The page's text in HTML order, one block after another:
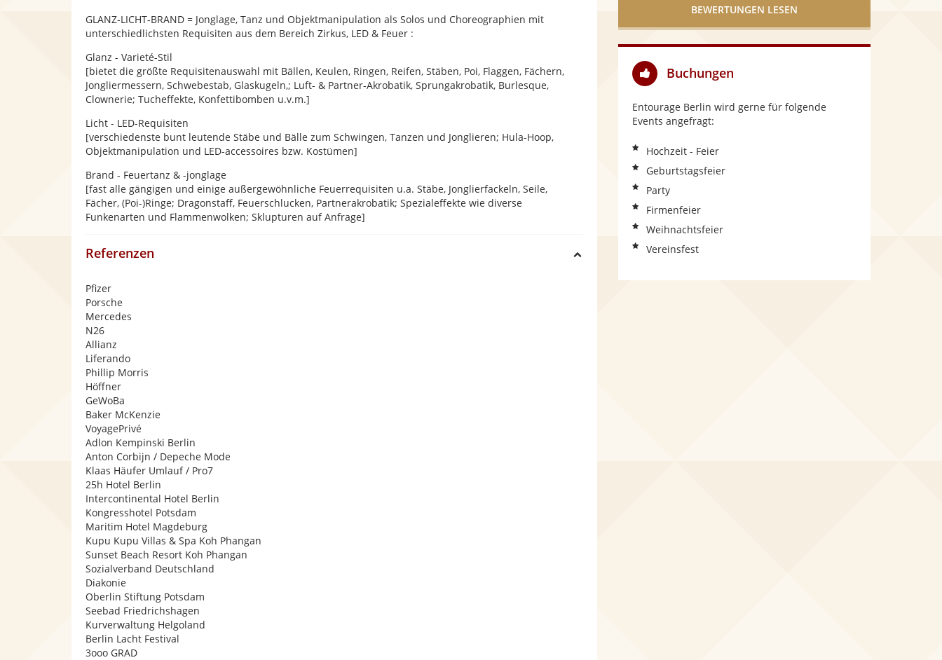
GLANZ-LICHT-BRAND = Jonglage, Tanz und Objektmanipulation als Solos und Choreographien mit
unterschiedlichsten Requisiten aus dem Bereich Zirkus, LED & Feuer :
Glanz - Varieté-Stil
[bietet die größte Requisitenauswahl mit Bällen, Keulen, Ringen, Reifen, Stäben, Poi, Flaggen, Fächern,
Jongliermessern, Schwebestab, Glaskugeln,; Luft- & Partner-Akrobatik, Sprungakrobatik, Burlesque,
Clownerie; Tucheffekte, Konfettibomben u.v.m.]
Licht - LED-Requisiten
[verschiedenste bunt leutende Stäbe und Bälle zum Schwingen, Tanzen und Jonglieren; Hula-Hoop,
Objektmanipulation und LED-accessoires bzw. Kostümen]
Brand - Feuertanz & -jonglage
[fast alle gängigen und einige außergewöhnliche Feuerrequisiten u.a. Stäbe, Jonglierfackeln, Seile,
Fächer, (Poi-)Ringe; Dragonstaff, Feuerschlucken, Partnerakrobatik; Spezialeffekte wie diverse
Funkenarten und Flammenwolken; Sklupturen auf Anfrage]
Referenzen
Pfizer
Porsche
Mercedes
N26
Allianz
Liferando
Phillip Morris
Höffner
GeWoBa
Baker McKenzie
VoyagePrivé
Adlon Kempinski Berlin
Anton Corbijn / Depeche Mode
Klaas Häufer Umlauf / Pro7
25h Hotel Berlin
Intercontinental Hotel Berlin
Kongresshotel Potsdam
Maritim Hotel Magdeburg
Kupu Kupu Villas & Spa Koh Phangan
Sunset Beach Resort Koh Phangan
Sozialverband Deutschland
Diakonie
Oberlin Stiftung Potsdam
Seebad Friedrichshagen
Kurverwaltung Helgoland
Berlin Lacht Festival
3ooo GRAD
e
BEWERTUNGEN LESEN
Buchungen
Entourage Berlin wird gerne für folgende
Events angefragt:
Hochzeit - Feier
Geburtstagsfeier
Party
Firmenfeier
Weihnachtsfeier
Vereinsfest